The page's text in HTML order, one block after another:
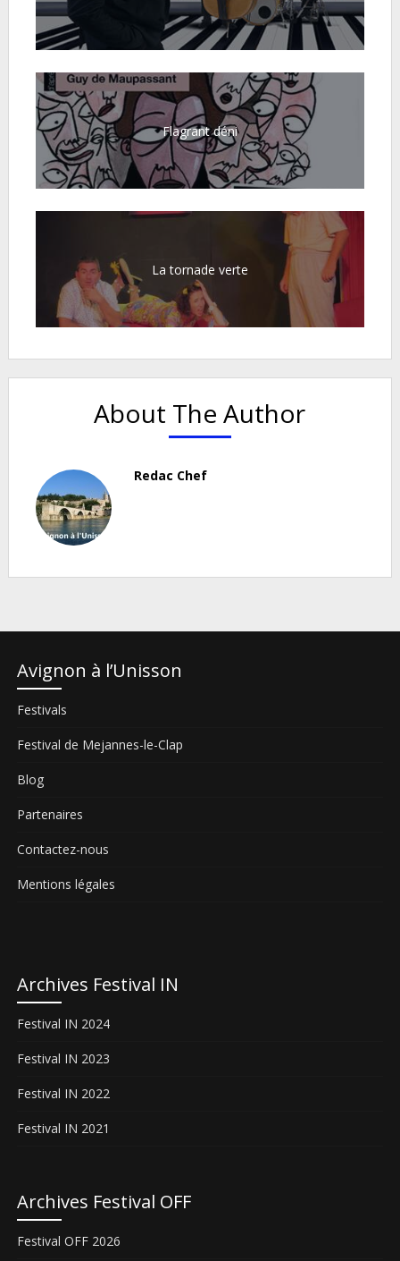
Flagrant déni
La tornade verte
About The Author
Redac Chef
Avignon à l’Unisson
Festivals
Festival de Mejannes-le-Clap
Blog
Partenaires
Contactez-nous
Mentions légales
Archives Festival IN
Festival IN 2024
Festival IN 2023
Festival IN 2022
Festival IN 2021
Archives Festival OFF
Festival OFF 2026